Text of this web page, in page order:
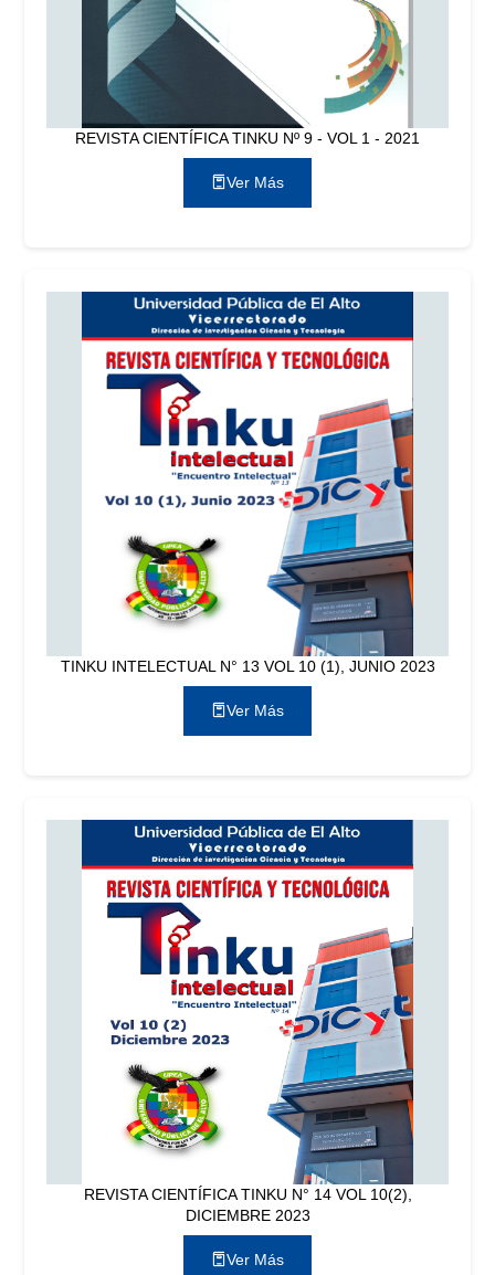
REVISTA CIENTÍFICA TINKU Nº 9 - VOL 1 - 2021
Ver Más
TINKU INTELECTUAL N° 13 VOL 10 (1), JUNIO 2023
Ver Más
REVISTA CIENTÍFICA TINKU N° 14 VOL 10(2),
DICIEMBRE 2023
Ver Más